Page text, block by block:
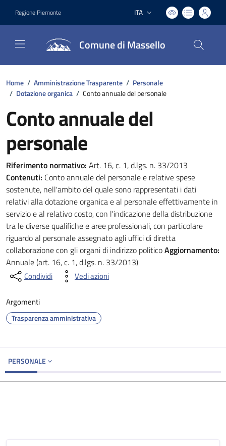
Regione Piemonte Lingua attiva:
ITA
Comune di Massello
Home / Amministrazione Trasparente / Personale
/ Dotazione organica / Conto annuale del personale
Conto annuale del
personale
Riferimento normativo: Art. 16, c. 1, d.lgs. n. 33/2013
Contenuti: Conto annuale del personale e relative spese
sostenute, nell'ambito del quale sono rappresentati i dati
relativi alla dotazione organica e al personale effettivamente in
servizio e al relativo costo, con l'indicazione della distribuzione
tra le diverse qualifiche e aree professionali, con particolare
riguardo al personale assegnato agli uffici di diretta
collaborazione con gli organi di indirizzo politicoAggiornamento:
Annuale (art. 16, c. 1, d.lgs. n. 33/2013)
Condividi Vedi azioni
Argomenti
Trasparenza amministrativa
PERSONALE